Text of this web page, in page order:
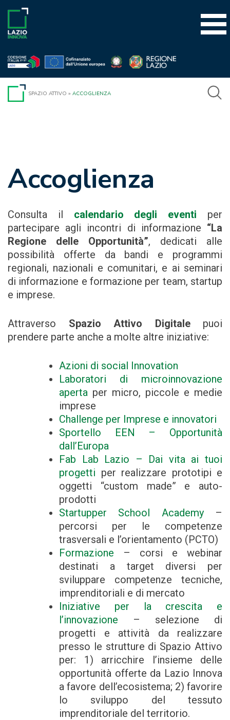
contenuto
SPAZIO ATTIVO » ACCOGLIENZA
Accoglienza
Consulta il calendario degli eventi per
partecipare agli incontri di informazione “La
Regione delle Opportunità”, dedicati alle
possibilità offerte da bandi e programmi
regionali, nazionali e comunitari, e ai seminari
di informazione e formazione per team, startup
e imprese.
Attraverso Spazio Attivo Digitale puoi
prendere parte anche a molte altre iniziative:
Azioni di social Innovation
Laboratori di microinnovazione
aperta per micro, piccole e medie
imprese
Challenge per Imprese e innovatori
Sportello EEN – Opportunità
dall’Europa
Fab Lab Lazio – Dai vita ai tuoi
progetti per realizzare prototipi e
oggetti “custom made” e auto-
prodotti
Startupper School Academy –
percorsi per le competenze
trasversali e l’orientamento (PCTO)
Formazione – corsi e webinar
destinati a target diversi per
sviluppare competenze tecniche,
imprenditoriali e di mercato
Iniziative per la crescita e
l’innovazione –
selezione di
progetti e attività da realizzare
presso le strutture di Spazio Attivo
per: 1) arricchire l’insieme delle
opportunità offerte da Lazio Innova
a favore dell’ecosistema; 2) favorire
lo sviluppo del tessuto
imprenditoriale del territorio.